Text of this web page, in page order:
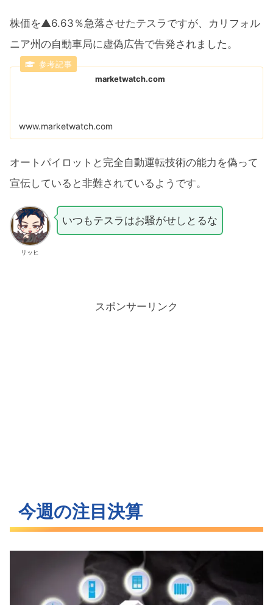
株価を▲6.63％急落させたテスラですが、カリフォル
ニア州の自動車局に虚偽広告で告発されました。
marketwatch.com
www.marketwatch.com
オートパイロットと完全自動運転技術の能力を偽って
宣伝していると非難されているようです。
リッヒ
いつもテスラはお騒がせしとるな
スポンサーリンク
今週の注目決算